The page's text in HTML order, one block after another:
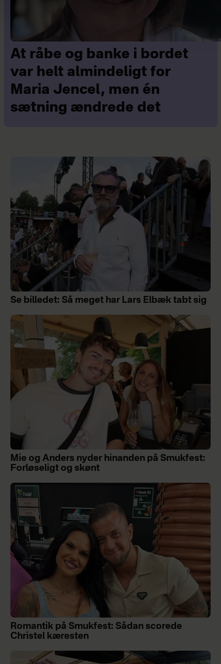
At råbe og banke i bordet
var helt almindeligt for
Maria Jencel, men én
sætning ændrede det
Se billedet: Så meget har Lars Elbæk tabt sig
Mie og Anders nyder hinanden på Smukfest:
Forløseligt og skønt
Romantik på Smukfest: Sådan scorede
Christel kæresten